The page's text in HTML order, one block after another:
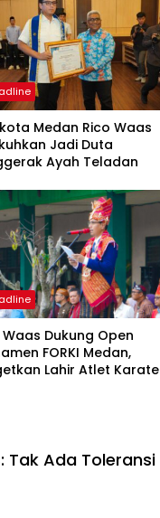
Medan Rico Waas
Jadi Duta
Ayah Teladan
Waas Dukung Open
FORKI Medan,
Lahir Atlet Karate
Tak Ada Toleransi